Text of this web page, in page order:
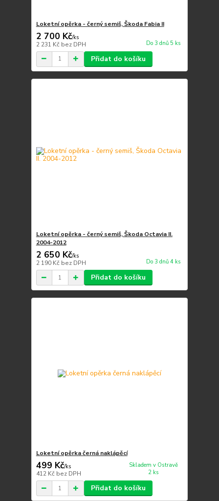
Loketní opěrka - černý semiš, Škoda Fabia II
2 700 Kč/ks
2 231 Kč bez DPH Do 3 dnů 5 ks
Přidat do košíku
Loketní opěrka - černý semiš, Škoda Octavia II.
2004-2012
2 650 Kč/ks
2 190 Kč bez DPH Do 3 dnů 4 ks
Přidat do košíku
Loketní opěrka černá naklápěcí
499 Kč/ks
412 Kč bez DPH
Skladem v Ostravě
2 ks
Přidat do košíku